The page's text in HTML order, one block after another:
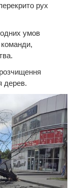
рух
умов
команди,
дерев.